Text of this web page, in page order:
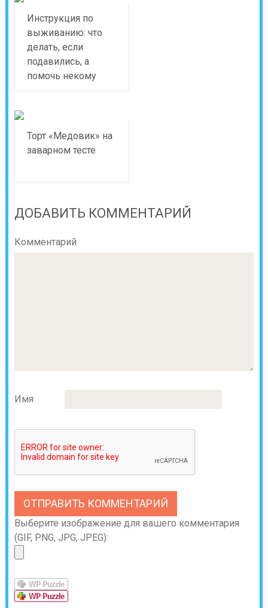
Инструкция по
выживанию: что
делать, если
подавились, а
помочь некому
Торт «Медовик» на
заварном тесте
ДОБАВИТЬ КОММЕНТАРИЙ
Комментарий
Имя
Выберите изображение для вашего комментария
(GIF, PNG, JPG, JPEG):